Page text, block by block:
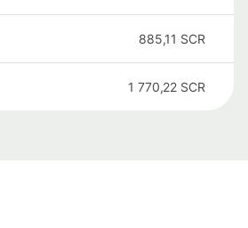
885,11 SCR
1 770,22 SCR